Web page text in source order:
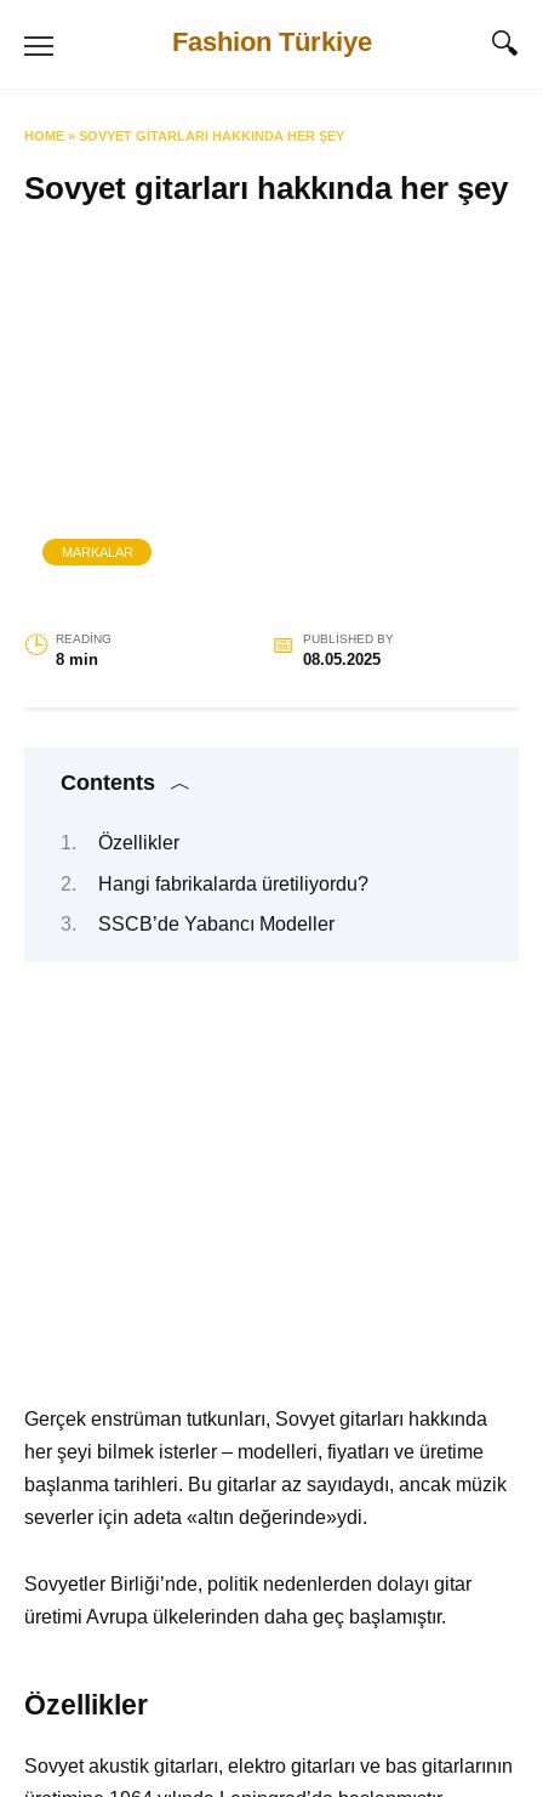
Fashion Türkiye
HOME » SOVYET GITARLARI HAKKINDA HER ŞEY
Sovyet gitarları hakkında her şey
MARKALAR
READING
8 min
PUBLISHED BY
08.05.2025
Contents
Özellikler
Hangi fabrikalarda üretiliyordu?
SSCB’de Yabancı Modeller
Gerçek enstrüman tutkunları, Sovyet gitarları hakkında
her şeyi bilmek isterler – modelleri, fiyatları ve üretime
başlanma tarihleri. Bu gitarlar az sayıdaydı, ancak müzik
severler için adeta «altın değerinde»ydi.
Sovyetler Birliği’nde, politik nedenlerden dolayı gitar
üretimi Avrupa ülkelerinden daha geç başlamıştır.
Özellikler
Sovyet akustik gitarları, elektro gitarları ve bas gitarlarının